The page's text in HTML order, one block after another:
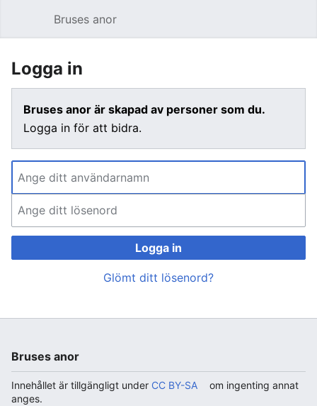
Bruses anor
Logga in
Bruses anor är skapad av personer som du.
Logga in för att bidra.
Logga in
Glömt ditt lösenord?
Bruses anor
Innehållet är tillgängligt under CC BY-SA
om ingenting annat
anges.